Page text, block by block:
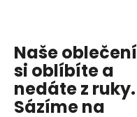
Naše oblečení
si oblíbíte a
nedáte z ruky.
Sázíme na